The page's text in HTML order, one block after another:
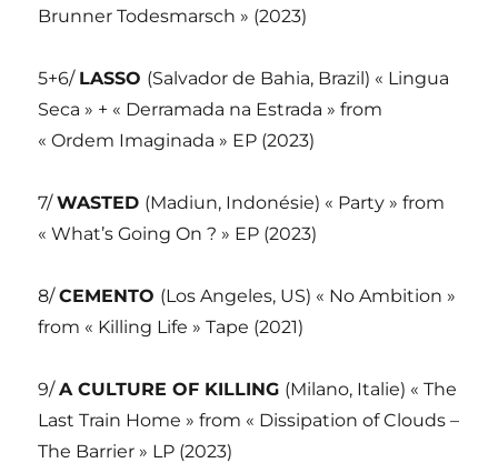
Brunner Todesmarsch » (2023)
5+6/ LASSO (Salvador de Bahia, Brazil) « Lingua
Seca » + « Derramada na Estrada » from
« Ordem Imaginada » EP (2023)
7/WASTED (Madiun, Indonésie) « Party » from
« What’s Going On ? » EP (2023)
8/CEMENTO (Los Angeles, US) « No Ambition »
from « Killing Life » Tape (2021)
9/A CULTURE OF KILLING (Milano, Italie) « The
Last Train Home » from « Dissipation of Clouds –
The Barrier » LP (2023)